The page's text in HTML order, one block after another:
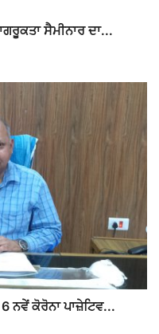
ਸੈਮੀਨਾਰ ਦਾ...
ਨਵੇਂ ਕੋਰੋਨਾ ਪਾਜ਼ੇਟਿਵ...